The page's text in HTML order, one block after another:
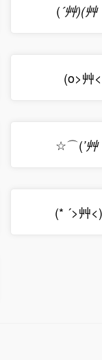
( ´艸)(艸
(o>艸
☆⌒(’艸
(* ´>艸